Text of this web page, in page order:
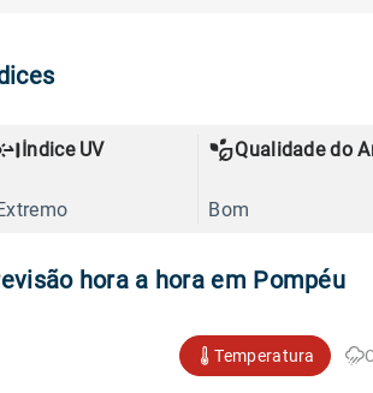
Índice UV Qualidade do
Bom
hora a hora em Pompéu
Temperatura